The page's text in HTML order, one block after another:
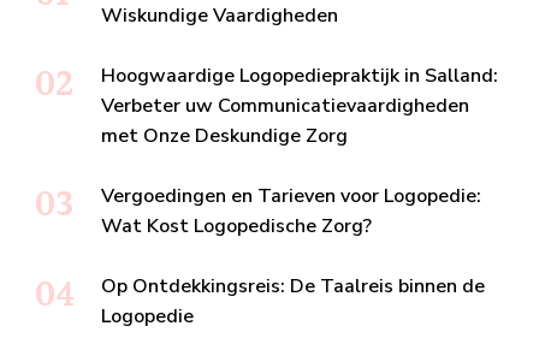
Wiskundige Vaardigheden
Hoogwaardige Logopediepraktijk in Salland:
Verbeter uw Communicatievaardigheden
met Onze Deskundige Zorg
Vergoedingen en Tarieven voor Logopedie:
Wat Kost Logopedische Zorg?
Op Ontdekkingsreis: De Taalreis binnen de
Logopedie